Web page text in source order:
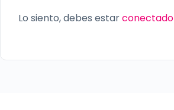
Lo siento, debes estarconectado